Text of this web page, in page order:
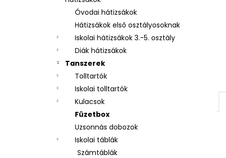
Óvodai hátizsákok
Hátizsákok első osztályosoknak
Iskolai hátizsákok 3.-5. osztály
Diák hátizsákok
Tanszerek
Tolltartók
Iskolai tolltartók
Kulacsok
Füzetbox
Uzsonnás dobozok
Iskolai táblák
Számtáblák
3 RÉSZES SZETT OXY NEXT BUNNY
26 490 Ft